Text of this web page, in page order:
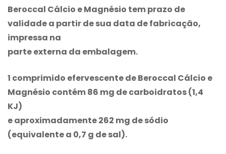
Beroccal Cálcio e Magnésio tem prazo de
validade a partir de sua data de fabricação,
impressa na
parte externa da embalagem.
1 comprimido efervescente deBeroccal Cálcio e
Magnésio contém 86 mg de carboidratos (1,4
KJ)
e aproximadamente 262 mg de sódio
(equivalente a 0,7 g de sal).